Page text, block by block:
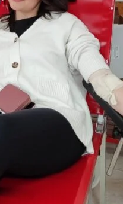
ПРОЕКТИ – ПОДГОТВЕНОСТ И
ОДНОСИ СО
ИСТРАЖУВАЊЕ НА
МЕЃУНАРОДНА
ДОГОВОРИ
ЗНАЧЕЊЕ НА
ФОРМУЛАРИ ЗА
ЗДРАВСТВЕНО
ПРВА ПОМОШ